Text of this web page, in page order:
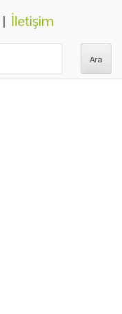
| İletişim